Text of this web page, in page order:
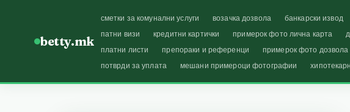
betty.mk
сметки за комунални услуги возачка дозвола банкарски извод
патни визи
кредитни картички примерок фото лична карта
платни листи
препораки и референци примерок фото дозвола
потврди за уплата
мешани примероци фотографии